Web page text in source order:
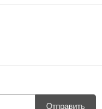
Отправить